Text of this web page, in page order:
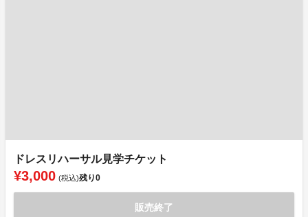
ドレスリハーサル見学チケット
¥3,000 (税込)残り0
販売終了